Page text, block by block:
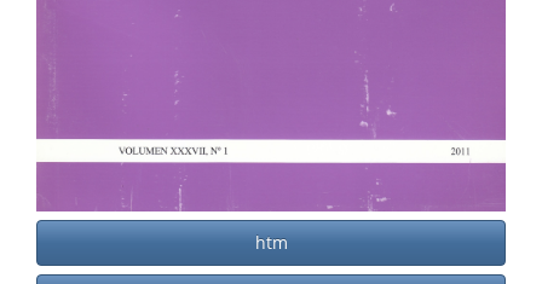
htm